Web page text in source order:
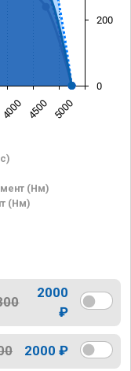
(Нм)
(Нм)
4000 4500 5000
0
200
2000
₽
2000 ₽